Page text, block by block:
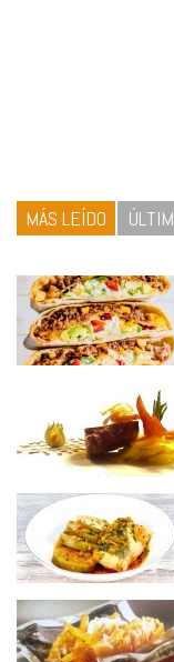
MÁS LEÍDO